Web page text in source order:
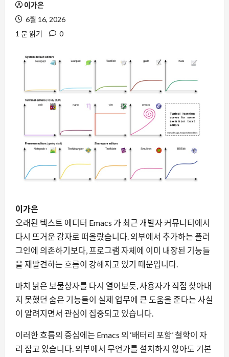
이가은
6월 16, 2026
1 분 읽기
0
이가은
오래된 텍스트 에디터 Emacs 가 최근 개발자 커뮤니티에서
다시 뜨거운 감자로 떠올랐습니다. 외부에서 추가하는 플러
그인에 의존하기보다, 프로그램 자체에 이미 내장된 기능들
을 재발견하는 흐름이 강해지고 있기 때문입니다.
마치 낡은 보물상자를 다시 열어보듯, 사용자가 직접 찾아내
지 못했던 숨은 기능들이 실제 업무에 큰 도움을 준다는 사실
이 알려지면서 관심이 집중되고 있습니다.
이러한 흐름의 중심에는 Emacs 의 ‘배터리 포함’ 철학이 자
리 잡고 있습니다. 외부에서 무언가를 설치하지 않아도 기본